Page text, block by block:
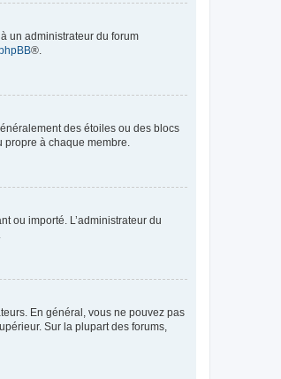
un administrateur du forum
®.
des étoiles ou des blocs
propre à chaque membre.
ou importé. L’administrateur du
En général, vous ne pouvez pas
Sur la plupart des forums,